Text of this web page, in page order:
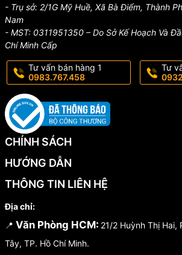
- Trụ sở: 2/1G Mỹ Huề, Xã Bà Điểm, Thành
Nam
- MST: 0311951350 – Do Sở Kế Hoạch Và
Chí Minh Cấp
Tư vấn bán hàng 1
0983.767.458
Tư
CHÍNH SÁCH
HƯỚNG DẪN
THÔNG TIN LIÊN HỆ
Địa chỉ:
📍 Văn Phòng HCM: 21/2 Huỳnh Thị Hai,
Tây, TP. Hồ Chí Minh.